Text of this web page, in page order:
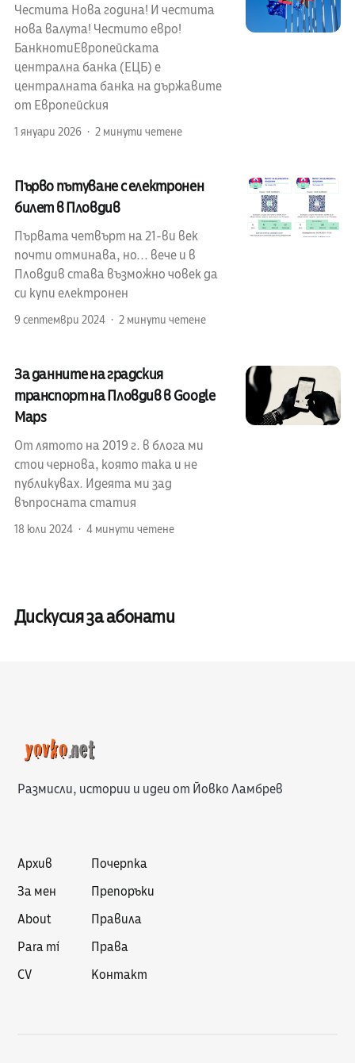
Честита Нова година! И честита
нова валута! Честито евро!
БанкнотиЕвропейската
централна банка (ЕЦБ) е
централната банка на държавите
от Европейския
1 януари 2026 2 минути четене
Първо пътуване с електронен
билет в Пловдив
Първата четвърт на 21-ви век
почти отминава, но... вече и в
Пловдив става възможно човек да
си купи електронен
9 септември 2024 2 минути четене
За данните на градския
транспорт на Пловдив в Google
Maps
От лятото на 2019 г. в блога ми
стои чернова, която така и не
публикувах. Идеята ми зад
въпросната статия
18 юли 2024 4 минути четене
Дискусия за абонати
Размисли, истории и идеи от Йовко Ламбрев
Архив
За мен
About
Para mí
CV
Почерпка
Препоръки
Правила
Права
Контакт